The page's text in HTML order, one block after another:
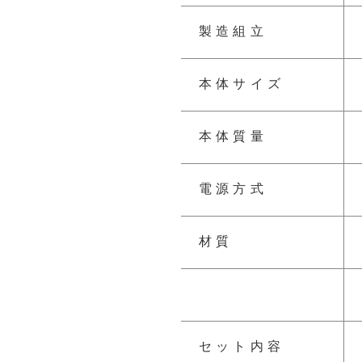
製造組立
本体サイズ
本体質量
電源方式
材質
セット内容